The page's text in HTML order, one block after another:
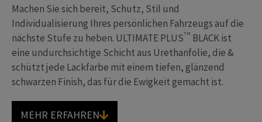
Machen Sie sich bereit, Schutz, Stil und
Individualisierung Ihres persönlichen Fahrzeugs auf die
nächste Stufe zu heben. ULTIMATE PLUSTM BLACK ist
eine undurchsichtige Schicht aus Urethanfolie, die &
schützt jede Lackfarbe mit einem tiefen, glänzend
schwarzen Finish, das für die Ewigkeit gemacht ist.
MEHR ERFAHREN